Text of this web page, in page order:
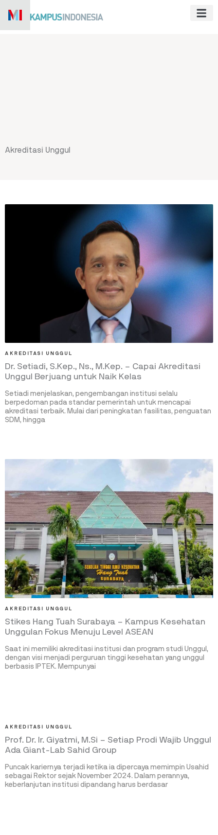
Akreditasi Unggul
AKREDITASI UNGGUL
Dr. Setiadi, S.Kep., Ns., M.Kep. – Capai Akreditasi
Unggul Berjuang untuk Naik Kelas
Setiadi menjelaskan, pengembangan institusi selalu
berpedoman pada standar pemerintah untuk mencapai
akreditasi terbaik. Mulai dari peningkatan fasilitas, penguatan
SDM, hingga
AKREDITASI UNGGUL
Stikes Hang Tuah Surabaya – Kampus Kesehatan
Unggulan Fokus Menuju Level ASEAN
Saat ini memiliki akreditasi institusi dan program studi Unggul,
dengan visi menjadi perguruan tinggi kesehatan yang unggul
berbasis IPTEK. Mempunyai
AKREDITASI UNGGUL
Prof. Dr. Ir. Giyatmi, M.Si – Setiap Prodi Wajib Unggul
Ada Giant-Lab Sahid Group
Puncak kariernya terjadi ketika ia dipercaya memimpin Usahid
sebagai Rektor sejak November 2024. Dalam perannya,
keberlanjutan institusi dipandang harus berdasar